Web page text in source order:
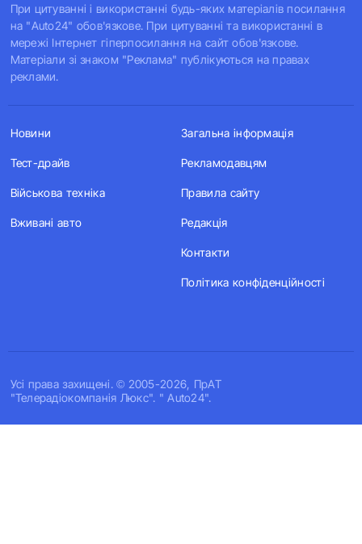
При цитуванні і використанні будь-яких матеріалів посилання
на "Auto24" обов'язкове. При цитуванні та використанні в
мережі Інтернет гіперпосилання на сайт обов'язкове.
Матеріали зі знаком "Реклама" публікуються на правах
реклами.
Усi права захищенi. © 2005-2026, ПрАТ
"Телерадіокомпанія Люкс". " Auto24".
Новини
Тест-драйв
Військова техніка
Вживані авто
Загальна інформація
Рекламодавцям
Правила сайту
Редакція
Контакти
Політика конфіденційності